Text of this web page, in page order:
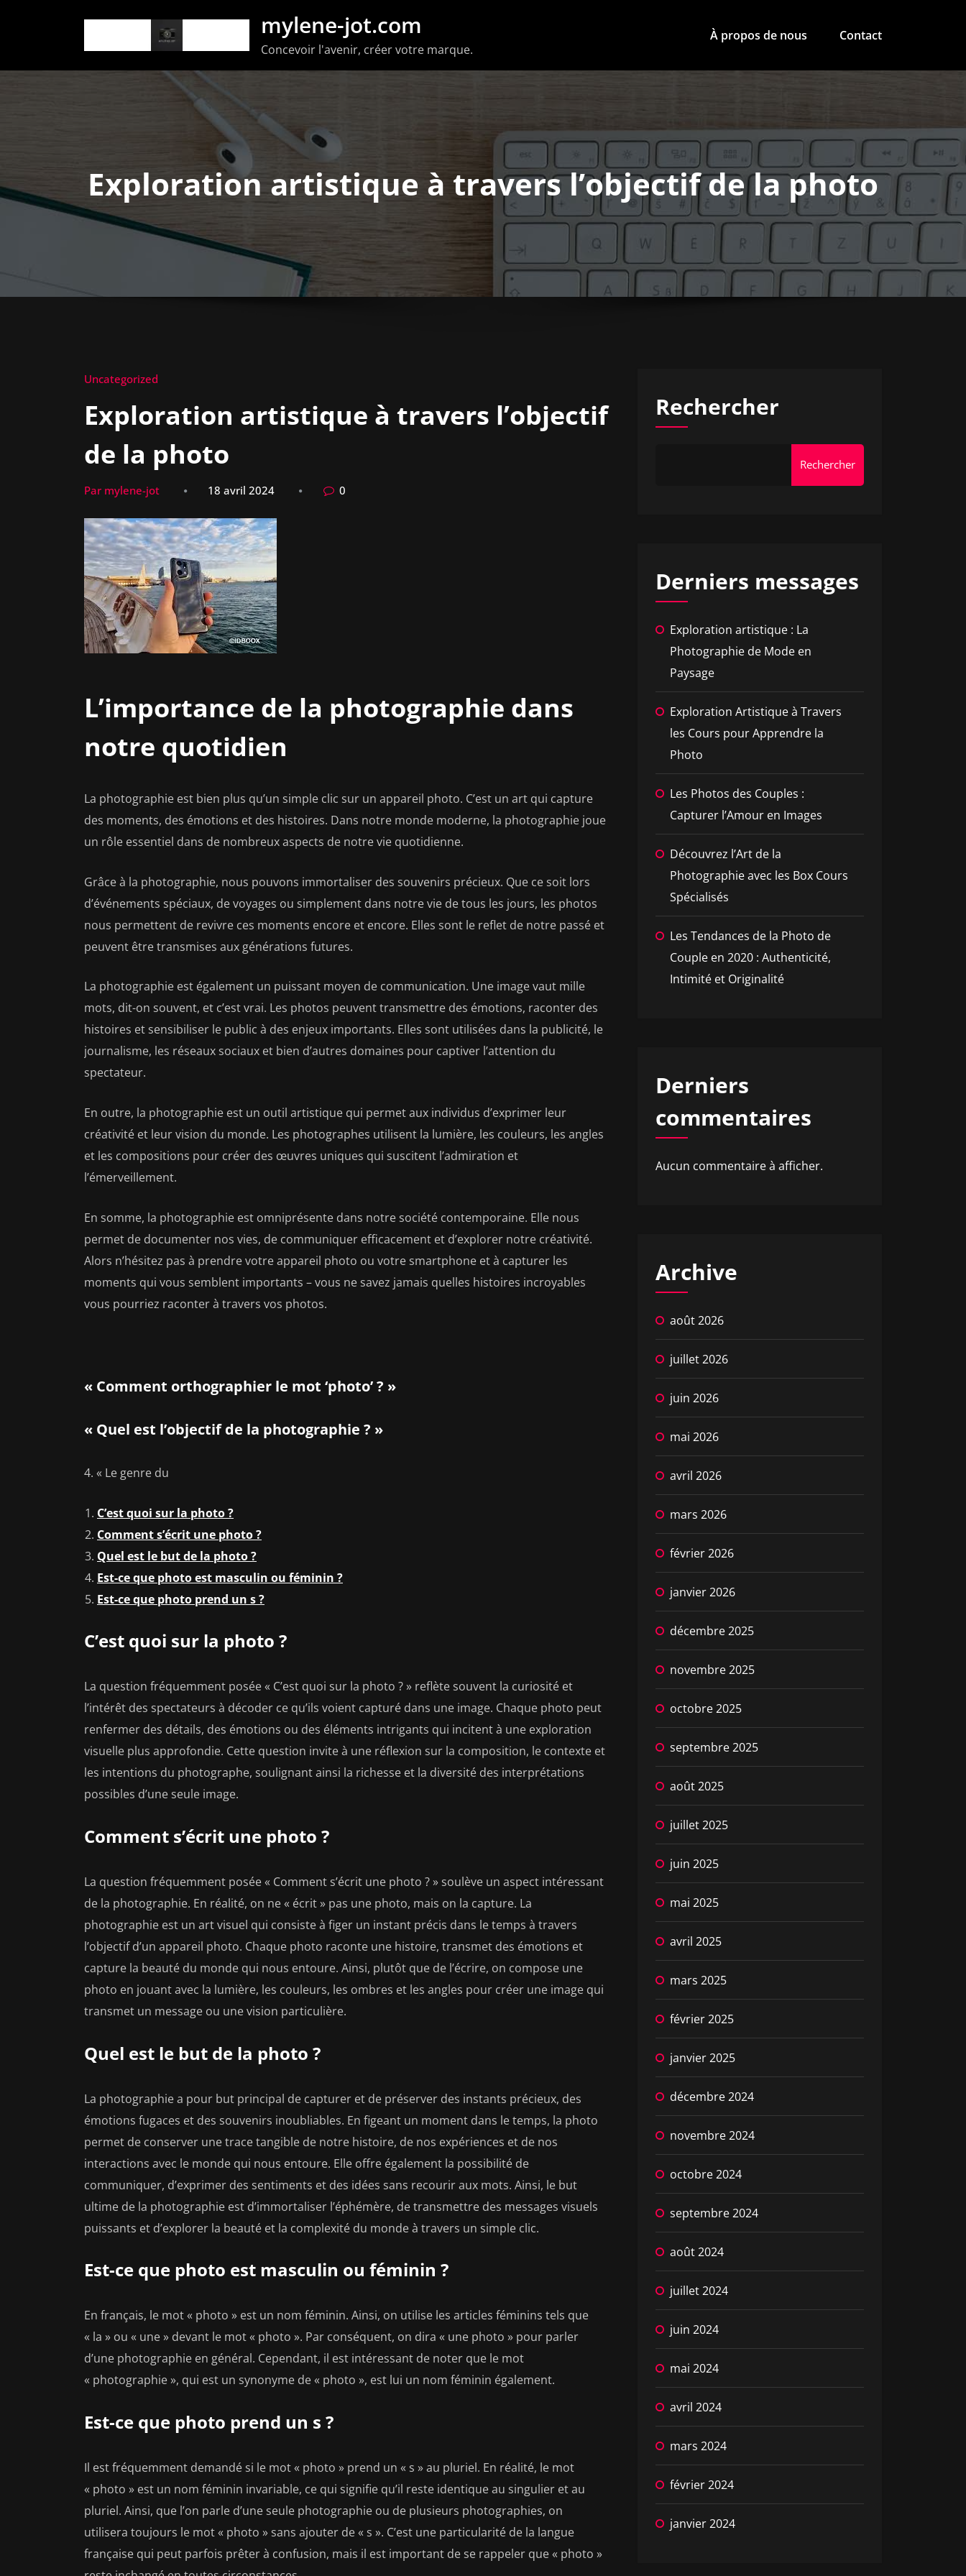
mylene-jot.com
Concevoir l'avenir, créer votre marque.
À propos de nous Contact
Exploration artistique à travers l’objectif de la photo
Uncategorized
Exploration artistique à travers l’objectif
de la photo
Par mylene-jot 18 avril 2024 0
L’importance de la photographie dans
notre quotidien
La photographie est bien plus qu’un simple clic sur un appareil photo. C’est un art qui capture
des moments, des émotions et des histoires. Dans notre monde moderne, la photographie joue
un rôle essentiel dans de nombreux aspects de notre vie quotidienne.
Grâce à la photographie, nous pouvons immortaliser des souvenirs précieux. Que ce soit lors
d’événements spéciaux, de voyages ou simplement dans notre vie de tous les jours, les photos
nous permettent de revivre ces moments encore et encore. Elles sont le reflet de notre passé et
peuvent être transmises aux générations futures.
La photographie est également un puissant moyen de communication. Une image vaut mille
mots, dit-on souvent, et c’est vrai. Les photos peuvent transmettre des émotions, raconter des
histoires et sensibiliser le public à des enjeux importants. Elles sont utilisées dans la publicité, le
journalisme, les réseaux sociaux et bien d’autres domaines pour captiver l’attention du
spectateur.
En outre, la photographie est un outil artistique qui permet aux individus d’exprimer leur
créativité et leur vision du monde. Les photographes utilisent la lumière, les couleurs, les angles
et les compositions pour créer des œuvres uniques qui suscitent l’admiration et
l’émerveillement.
En somme, la photographie est omniprésente dans notre société contemporaine. Elle nous
permet de documenter nos vies, de communiquer efficacement et d’explorer notre créativité.
Alors n’hésitez pas à prendre votre appareil photo ou votre smartphone et à capturer les
moments qui vous semblent importants – vous ne savez jamais quelles histoires incroyables
vous pourriez raconter à travers vos photos.
« Comment orthographier le mot ‘photo’ ? »
« Quel est l’objectif de la photographie ? »
4. « Le genre du
C’est quoi sur la photo ?
Comment s’écrit une photo ?
Quel est le but de la photo ?
Est-ce que photo est masculin ou féminin ?
Est-ce que photo prend un s ?
C’est quoi sur la photo ?
La question fréquemment posée « C’est quoi sur la photo ? » reflète souvent la curiosité et
l’intérêt des spectateurs à décoder ce qu’ils voient capturé dans une image. Chaque photo peut
renfermer des détails, des émotions ou des éléments intrigants qui incitent à une exploration
visuelle plus approfondie. Cette question invite à une réflexion sur la composition, le contexte et
les intentions du photographe, soulignant ainsi la richesse et la diversité des interprétations
possibles d’une seule image.
Comment s’écrit une photo ?
La question fréquemment posée « Comment s’écrit une photo ? » soulève un aspect intéressant
de la photographie. En réalité, on ne « écrit » pas une photo, mais on la capture. La
photographie est un art visuel qui consiste à figer un instant précis dans le temps à travers
l’objectif d’un appareil photo. Chaque photo raconte une histoire, transmet des émotions et
capture la beauté du monde qui nous entoure. Ainsi, plutôt que de l’écrire, on compose une
photo en jouant avec la lumière, les couleurs, les ombres et les angles pour créer une image qui
transmet un message ou une vision particulière.
Quel est le but de la photo ?
La photographie a pour but principal de capturer et de préserver des instants précieux, des
émotions fugaces et des souvenirs inoubliables. En figeant un moment dans le temps, la photo
permet de conserver une trace tangible de notre histoire, de nos expériences et de nos
interactions avec le monde qui nous entoure. Elle offre également la possibilité de
communiquer, d’exprimer des sentiments et des idées sans recourir aux mots. Ainsi, le but
ultime de la photographie est d’immortaliser l’éphémère, de transmettre des messages visuels
puissants et d’explorer la beauté et la complexité du monde à travers un simple clic.
Est-ce que photo est masculin ou féminin ?
En français, le mot « photo » est un nom féminin. Ainsi, on utilise les articles féminins tels que
« la » ou « une » devant le mot « photo ». Par conséquent, on dira « une photo » pour parler
d’une photographie en général. Cependant, il est intéressant de noter que le mot
« photographie », qui est un synonyme de « photo », est lui un nom féminin également.
Est-ce que photo prend un s ?
Il est fréquemment demandé si le mot « photo » prend un « s » au pluriel. En réalité, le mot
« photo » est un nom féminin invariable, ce qui signifie qu’il reste identique au singulier et au
pluriel. Ainsi, que l’on parle d’une seule photographie ou de plusieurs photographies, on
utilisera toujours le mot « photo » sans ajouter de « s ». C’est une particularité de la langue
française qui peut parfois prêter à confusion, mais il est important de se rappeler que « photo »
Rechercher
Rechercher
Derniers messages
Exploration artistique : La
Photographie de Mode en
Paysage
Exploration Artistique à Travers
les Cours pour Apprendre la
Photo
Les Photos des Couples :
Capturer l’Amour en Images
Découvrez l’Art de la
Photographie avec les Box Cours
Spécialisés
Les Tendances de la Photo de
Couple en 2020 : Authenticité,
Intimité et Originalité
Derniers
commentaires
Aucun commentaire à afficher.
Archive
août 2026
juillet 2026
juin 2026
mai 2026
avril 2026
mars 2026
février 2026
janvier 2026
décembre 2025
novembre 2025
octobre 2025
septembre 2025
août 2025
juillet 2025
juin 2025
mai 2025
avril 2025
mars 2025
février 2025
janvier 2025
décembre 2024
novembre 2024
octobre 2024
septembre 2024
août 2024
juillet 2024
juin 2024
mai 2024
avril 2024
mars 2024
février 2024
janvier 2024